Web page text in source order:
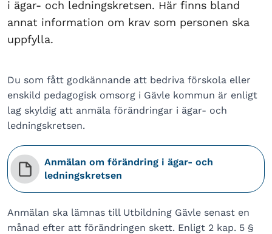
i ägar- och ledningskretsen. Här finns bland
annat information om krav som personen ska
uppfylla.
Du som fått godkännande att bedriva förskola eller
enskild pedagogisk omsorg i Gävle kommun är enligt
lag skyldig att anmäla förändringar i ägar- och
ledningskretsen.
Anmälan om förändring i ägar- och
ledningskretsen
Anmälan ska lämnas till Utbildning Gävle senast en
månad efter att förändringen skett. Enligt 2 kap. 5 §